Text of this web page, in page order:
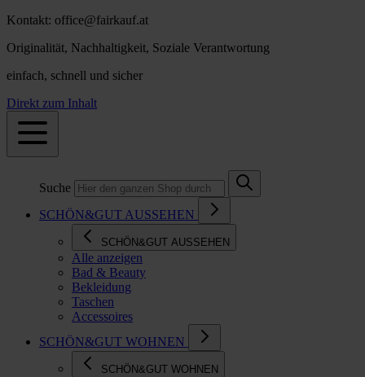
Kontakt: office@fairkauf.at
Originalität, Nachhaltigkeit, Soziale Verantwortung
einfach, schnell und sicher
Direkt zum Inhalt
Suche
SCHÖN&GUT AUSSEHEN
SCHÖN&GUT AUSSEHEN
Alle anzeigen
Bad & Beauty
Bekleidung
Taschen
Accessoires
SCHÖN&GUT WOHNEN
SCHÖN&GUT WOHNEN